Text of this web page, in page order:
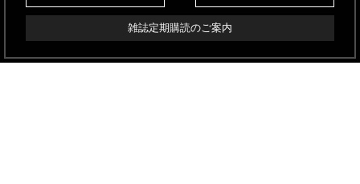
雑誌定期購読のご案内